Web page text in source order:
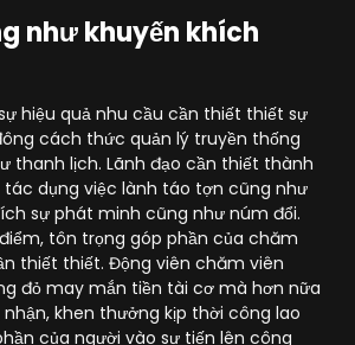
như khuyến khích
hiệu quả nhu cầu cần thiết thiết sự
cách thức quản lý truyền thống
thanh lịch. Lãnh đạo cần thiết thành
tác dụng việc lành táo tợn cũng như
sự phát minh cũng như núm đổi.
tôn trọng góp phần của chăm
thiết thiết. Động viên chăm viên
đỏ may mắn tiền tài cơ mà hơn nữa
khen thưởng kịp thời công lao
của người vào sự tiến lên công